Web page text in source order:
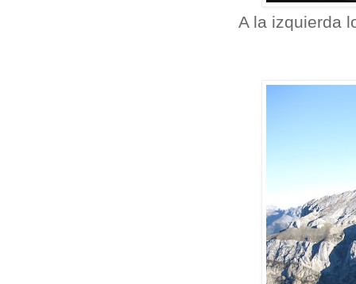
A la izquierda